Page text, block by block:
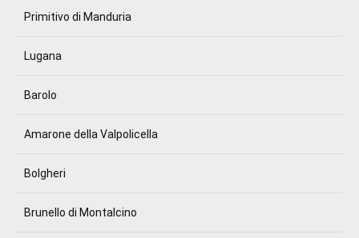
Primitivo di Manduria
Lugana
Barolo
Amarone della Valpolicella
Bolgheri
Brunello di Montalcino